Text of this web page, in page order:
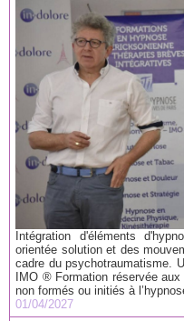
Intégration d'éléments
orientée solution et des
cadre du psychotraumatisme.
IMO ® Formation réservée
non formés ou initiés à
01/04/2027